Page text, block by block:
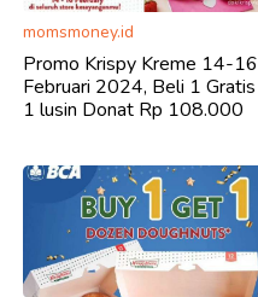
momsmoney.id
Promo Krispy Kreme 14-16
Februari 2024, Beli 1 Gratis
1 lusin Donat Rp 108.000